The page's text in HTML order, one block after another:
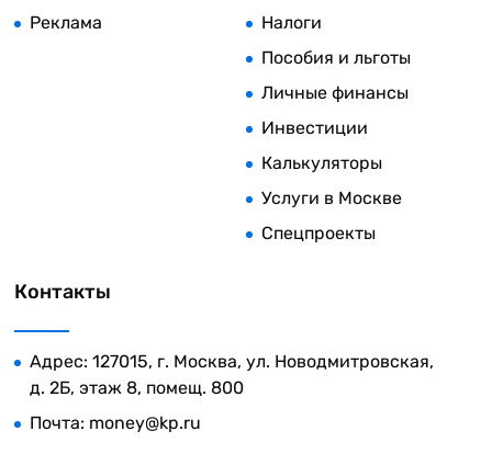
Реклама
Налоги
Пособия и льготы
Личные финансы
Инвестиции
Калькуляторы
Услуги в Москве
Спецпроекты
Контакты
Адрес: 127015, г. Москва, ул. Новодмитровская,
д. 2Б, этаж 8, помещ. 800
Почта: money@kp.ru